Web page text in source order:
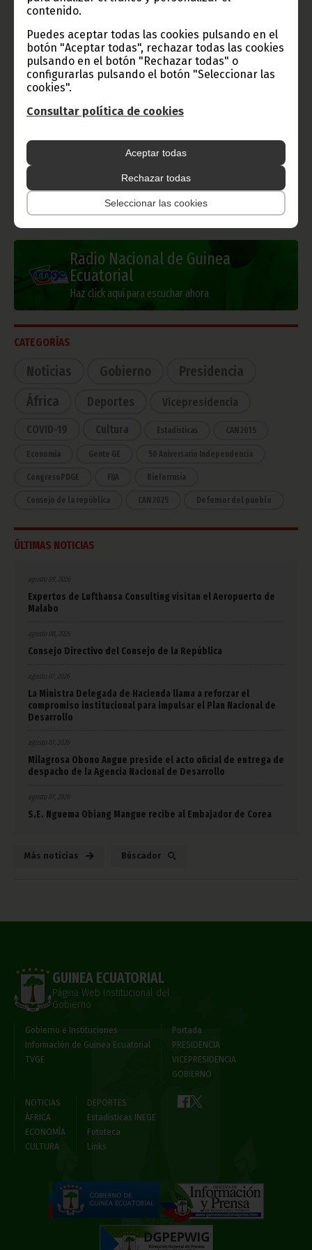
contenido.
Puedes aceptar todas las cookies pulsando en el
botón "Aceptar todas", rechazar todas las cookies
pulsando en el botón "Rechazar todas" o
configurarlas pulsando el botón "Seleccionar las
cookies".
Consultar política de cookies
Aceptar todas
Rechazar todas
Seleccionar las cookies
Gobierno e Instituciones
Información de Guinea Ecuatorial
TVGE
Radio Nacional de Guinea
Ecuatorial
Haz click aquí para escuchar ahora
CATEGORÍAS
Noticias Gobierno
Presidencia
África
Deportes Vicepresidencia
COVID-19 Cultura Estadísticas CAN 2015
Economía Gente GE 50 Aniversario Independencia
CongresoPDGE FIJA Bielorrusia
Consejo de la república CAN 2025 Defensor del pueblo
ÚLTIMAS NOTICIAS
agosto 09, 2026
Expertos de Lufthansa Consulting visitan el Aeropuerto de
Malabo
Consejo Directivo del Consejo de la República
agosto 07, 2026
La Ministra Delegada de Hacienda llama a reforzar el
compromiso institucional para impulsar el Plan Nacional de
Desarrollo
agosto 07, 2026
Milagrosa Obono Angue preside el acto oficial de entrega de
despacho de la Agencia Nacional de Desarrollo
agosto 07, 2026
S.E. Nguema Obiang Mangue recibe al Embajador de Corea
Más noticias Búscador
GUINEA ECUATORIAL
Página Web Institucional del
Gobierno
Gobierno e Instituciones
Información de Guinea Ecuatorial
TVGE
Portada
PRESIDENCIA
VICEPRESIDENCIA
GOBIERNO
NOTICIAS
ÁFRICA
ECONOMÍA
CULTURA
DEPORTES
Estadísticas INEGE
Fototeca
Links